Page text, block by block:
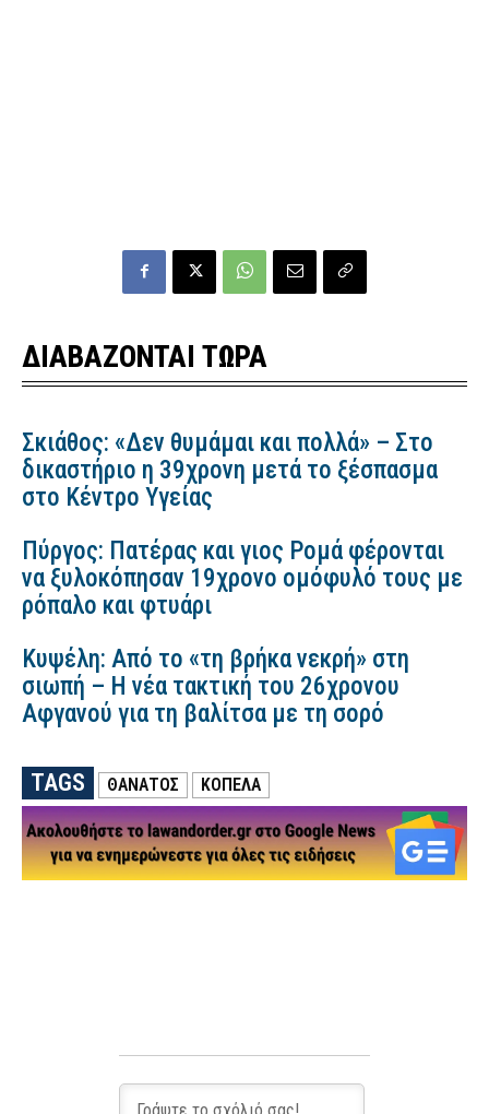
ΔΙΑΒΑΖΟΝΤΑΙ ΤΩΡΑ
Σκιάθος: «Δεν θυμάμαι και πολλά» – Στο
δικαστήριο η 39χρονη μετά το ξέσπασμα
στο Κέντρο Υγείας
Πύργος: Πατέρας και γιος Ρομά φέρονται
να ξυλοκόπησαν 19χρονο ομόφυλό τους με
ρόπαλο και φτυάρι
Κυψέλη: Από το «τη βρήκα νεκρή» στη
σιωπή – Η νέα τακτική του 26χρονου
Αφγανού για τη βαλίτσα με τη σορό
TAGS ΘΑΝΑΤΟΣ ΚΟΠΕΛΑ